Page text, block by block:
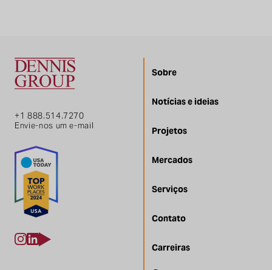
+1 888.514.7270
Envie-nos um e-mail
Sobre
Notícias e ideias
Projetos
Mercados
Serviços
Contato
Carreiras